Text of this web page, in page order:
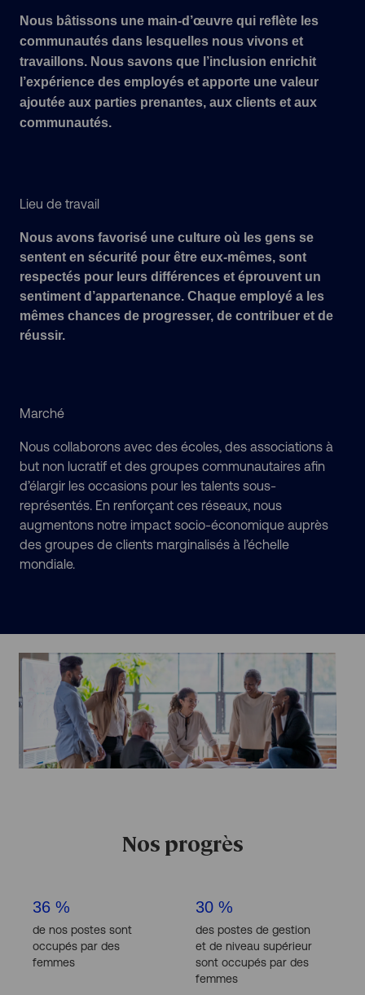
Nous bâtissons une main-d’œuvre qui reflète les
communautés dans lesquelles nous vivons et
travaillons. Nous savons que l’inclusion enrichit
l’expérience des employés et apporte une valeur
ajoutée aux parties prenantes, aux clients et aux
communautés.
Lieu de travail
Nous avons favorisé une culture où les gens se
sentent en sécurité pour être eux-mêmes, sont
respectés pour leurs différences et éprouvent un
sentiment d’appartenance. Chaque employé a les
mêmes chances de progresser, de contribuer et de
réussir.
Marché
Nous collaborons avec des écoles, des associations à
but non lucratif et des groupes communautaires afin
d’élargir les occasions pour les talents sous-
représentés. En renforçant ces réseaux, nous
augmentons notre impact socio-économique auprès
des groupes de clients marginalisés à l’échelle
mondiale.
Nos progrès
36 %
de nos postes sont
occupés par des
femmes
30 %
des postes de gestion
et de niveau supérieur
sont occupés par des
femmes